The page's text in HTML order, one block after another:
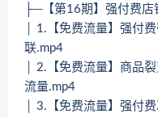
├─【第16期】强付费店
│ 1.【免费流量】强付
联.mp4
│ 2.【免费流量】商品
流量.mp4
│ 3.【免费流量】强付